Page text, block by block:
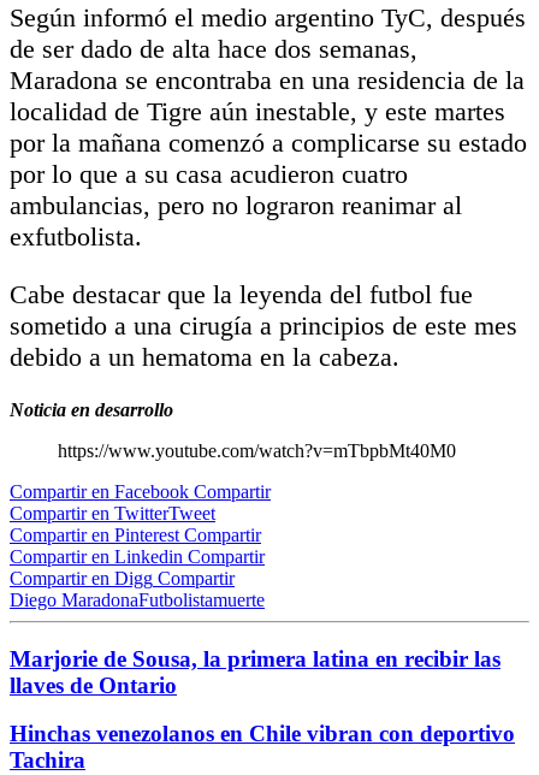
Según informó el medio argentino TyC, después
de ser dado de alta hace dos semanas,
Maradona se encontraba en una residencia de la
localidad de Tigre aún inestable, y este martes
por la mañana comenzó a complicarse su estado
por lo que a su casa acudieron cuatro
ambulancias, pero no lograron reanimar al
exfutbolista.
Cabe destacar que la leyenda del futbol fue
sometido a una cirugía a principios de este mes
debido a un hematoma en la cabeza.
Noticia en desarrollo
https://www.youtube.com/watch?v=mTbpbMt40M0
Compartir en Facebook Compartir
Compartir en TwitterTweet
Compartir en Pinterest Compartir
Compartir en Linkedin Compartir
Compartir en Digg Compartir
Diego MaradonaFutbolistamuerte
Marjorie de Sousa, la primera latina en recibir las
llaves de Ontario
Hinchas venezolanos en Chile vibran con deportivo
Tachira